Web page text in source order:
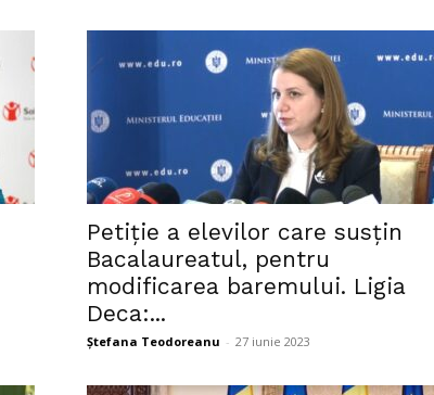
Petiție a elevilor care susțin
Bacalaureatul, pentru
modificarea baremului. Ligia
Deca:...
Ștefana Teodoreanu - 27 iunie 2023